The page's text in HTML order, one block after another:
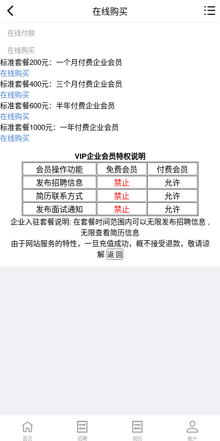
在线购买
在线付款
在线购买
标准套餐200元：一个月付费企业会员
在线购买
标准套餐400元：三个月付费企业会员
在线购买
标准套餐600元：半年付费企业会员
在线购买
标准套餐1000元：一年付费企业会员
在线购买
VIP企业会员特权说明
会员操作功能 免费会员
付费会员
发布招聘信息
禁止
允许
简历联系方式
禁止
允许
发布面试通知
禁止 允许
企业入驻套餐说明: 在套餐时间范围内可以无限发布招聘信息 ,
无限查看简历信息
由于网站服务的特性，一旦充值成功，概不接受退款，敬请谅
解
首页 招聘 简历 账户